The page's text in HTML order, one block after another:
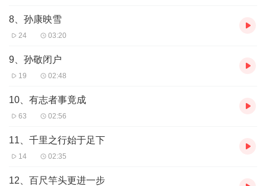
8、孙康映雪
24 03:20
9、孙敬闭户
19 02:48
10、有志者事竟成
63 02:56
11、千里之行始于足下
14 02:35
12、百尺竿头更进一步